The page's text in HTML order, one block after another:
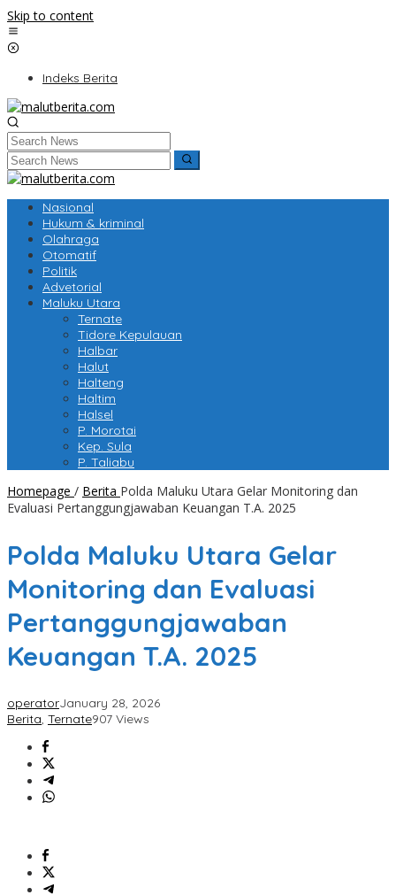
Skip to content
Indeks Berita
Nasional
Hukum & kriminal
Olahraga
Otomatif
Politik
Advetorial
Maluku Utara
Ternate
Tidore Kepulauan
Halbar
Halut
Halteng
Haltim
Halsel
P. Morotai
Kep. Sula
P. Taliabu
Homepage / Berita Polda Maluku Utara Gelar Monitoring dan
Evaluasi Pertanggungjawaban Keuangan T.A. 2025
Polda Maluku Utara Gelar
Monitoring dan Evaluasi
Pertanggungjawaban
Keuangan T.A. 2025
operatorJanuary 28, 2026
Berita, Ternate907 Views